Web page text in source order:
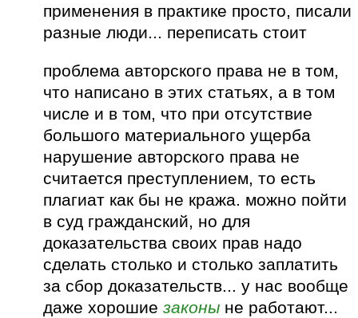
применения в практике просто, писали
разные люди... переписать стоит
проблема авторского права не в том,
что написано в этих статьях, а в том
числе и в том, что при отсутствие
большого материального ущерба
нарушение авторского права не
считается преступлением, то есть
плагиат как бы не кража. можно пойти
в суд гражданский, но для
доказательства своих прав надо
сделать столько и столько заплатить
за сбор доказательств... у нас вообще
даже хорошиезаконы не работают...